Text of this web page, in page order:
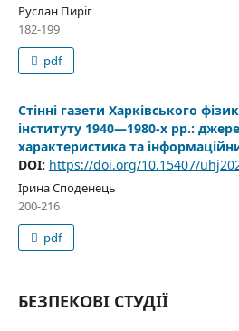
Руслан Пиріг
182-199
pdf
Стінні газети Харківського
інституту 1940—1980-х рр.:
характеристика та
DOI: https://doi.org/10.15407/
Ірина Споденець
200-216
pdf
БЕЗПЕКОВІ СТУДІЇ